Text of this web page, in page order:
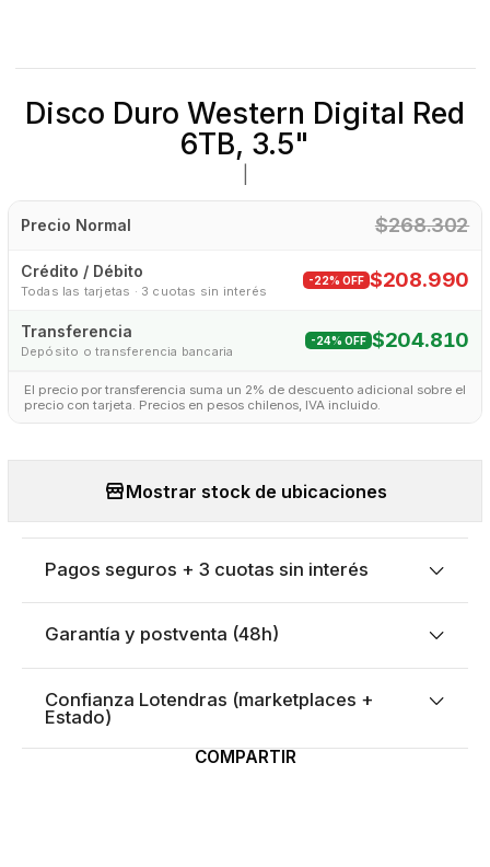
Disco Duro Western Digital Red
6TB, 3.5"
Precio Normal $268.302
Crédito / Débito
Todas las tarjetas · 3 cuotas sin interés
-22% OFF $208.990
Transferencia
Depósito o transferencia bancaria
-24% OFF $204.810
El precio por transferencia suma un 2% de descuento adicional sobre el
precio con tarjeta. Precios en pesos chilenos, IVA incluido.
Mostrar stock de ubicaciones
Pagos seguros + 3 cuotas sin interés
Garantía y postventa (48h)
Confianza Lotendras (marketplaces +
Estado)
COMPARTIR